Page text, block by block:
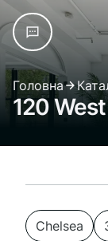
Головна
120
Chelsea